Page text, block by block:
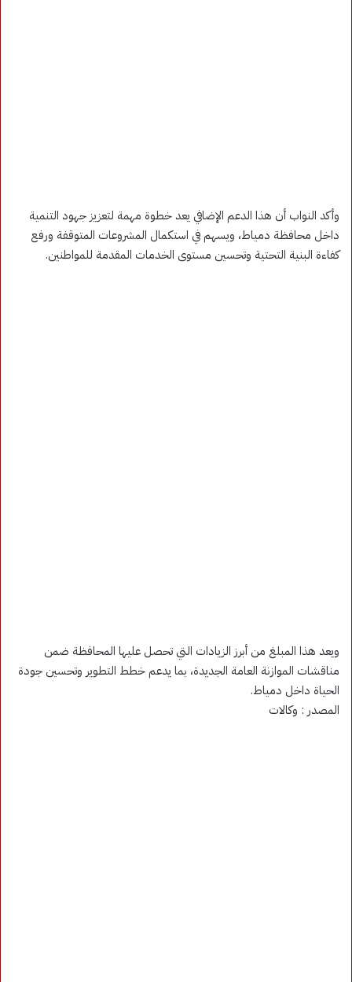
وأكد النواب أن هذا الدعم الإضافي يعد خطوة مهمة لتعزيز جهود التنمية
داخل محافظة دمياط، ويسهم في استكمال المشروعات المتوقفة ورفع
كفاءة البنية التحتية وتحسين مستوى الخدمات المقدمة للمواطنين.
ويعد هذا المبلغ من أبرز الزيادات التي تحصل عليها المحافظة ضمن
مناقشات الموازنة العامة الجديدة، بما يدعم خطط التطوير وتحسين جودة
الحياة داخل دمياط.
المصدر : وكالات